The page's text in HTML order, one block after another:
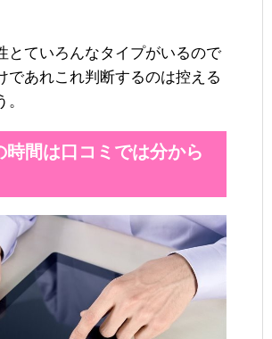
とていろんなタイプがいるので
であれこれ判断するのは控える
時間は口コミでは分から